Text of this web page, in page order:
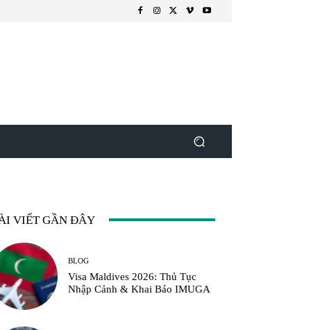
VIẾT GẦN ĐÂY
BLOG
Visa Maldives 2026: Thủ Tục
Nhập Cảnh & Khai Báo IMUGA